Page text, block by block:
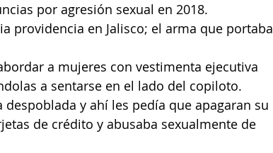
por agresión sexual en 2018.
providencia en Jalisco; el arma que portaba
a mujeres con vestimenta ejecutiva
a sentarse en el lado del copiloto.
y ahí les pedía que apagaran su
de crédito y abusaba sexualmente de